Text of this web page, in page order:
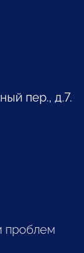
пер., д.7.
проблем